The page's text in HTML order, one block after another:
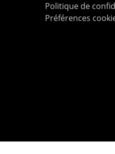
Politique de
Préférences